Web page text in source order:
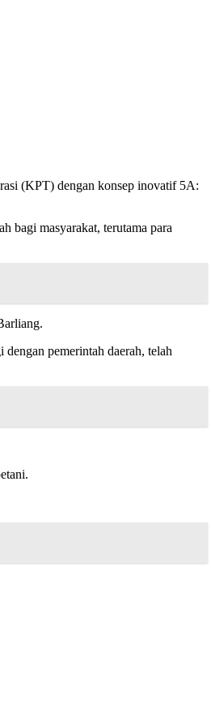
(KPT) dengan konsep inovatif 5A:
bagi masyarakat, terutama para
pemerintah daerah, telah